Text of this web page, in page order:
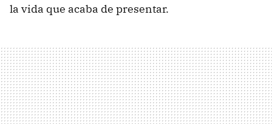
la vida que acaba de presentar.